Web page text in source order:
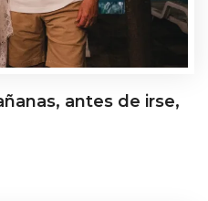
antes de irse,